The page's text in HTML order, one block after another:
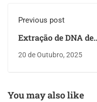
Previous post
Extração de DNA de
20 de Outubro, 2025
You may also like